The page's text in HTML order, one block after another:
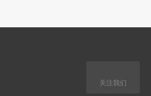
关注我们